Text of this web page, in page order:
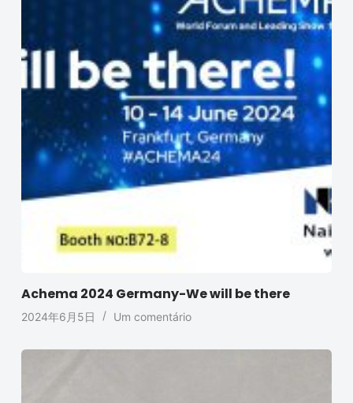
Achema 2024 Germany-We will be there
2024年6月5日 Um comentário